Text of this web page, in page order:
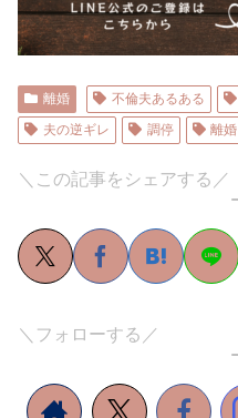
離婚 不倫夫あるある
夫の逆ギレ
調停 離婚
＼この記事をシェアする／
＼フォローする／